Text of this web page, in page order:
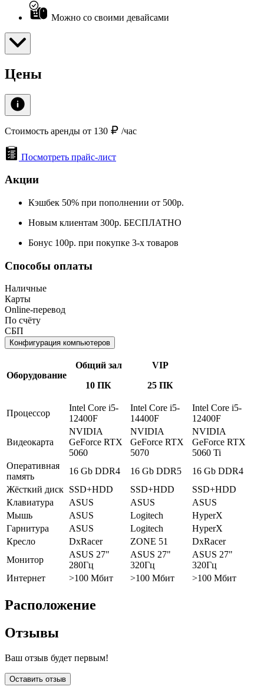
Можно со своими девайсами
Цены
Стоимость аренды от 130 /час
Посмотреть прайс-лист
Акции
Кэшбек 50% при пополнении от 500р.
Новым клиентам 300р. БЕСПЛАТНО
Бонус 100р. при покупке 3-х товаров
Способы оплаты
Наличные
Карты
Online-перевод
По счёту
СБП
Конфигурация компьютеров
Оборудование
Общий зал
10 ПК
VIP
25 ПК
Процессор
Intel Core i5-
12400F
Intel Core i5-
14400F
Intel Core i5-
12400F
Видеокарта
NVIDIA
GeForce RTX
5060
NVIDIA
GeForce RTX
5070
NVIDIA
GeForce RTX
5060 Ti
Оперативная
память
16 Gb DDR4 16 Gb DDR5
16 Gb DDR4
Жёсткий диск SSD+HDD SSD+HDD
SSD+HDD
Клавиатура
ASUS ASUS
ASUS
Мышь
ASUS Logitech
HyperX
Гарнитура
ASUS Logitech
HyperX
Кресло
DxRacer ZONE 51
DxRacer
Монитор
ASUS 27"
280Гц
ASUS 27"
320Гц
ASUS 27"
320Гц
Интернет
>100 Мбит >100 Мбит >100 Мбит
Расположение
Отзывы
Ваш отзыв будет первым!
Оставить отзыв